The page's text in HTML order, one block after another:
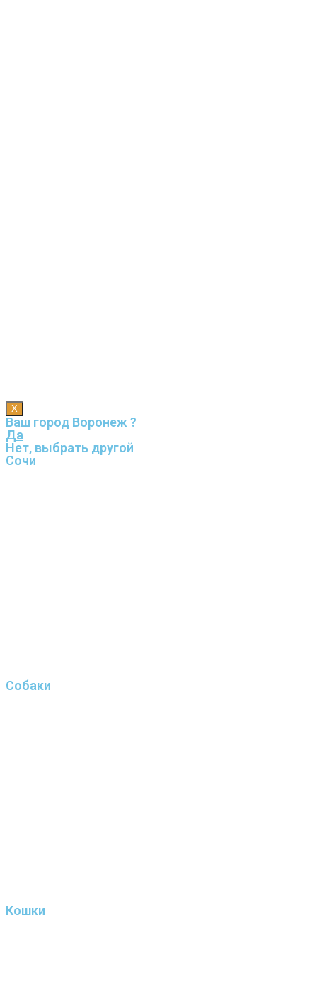
X
Ваш город Воронеж ?
Да
Нет, выбрать другой
Сочи
Собаки
Кошки